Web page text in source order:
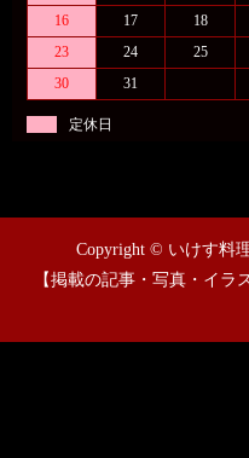
16
17 18
23
24 25
30
31
定休日
Copyright © いけす料
【掲載の記事・写真・イラ